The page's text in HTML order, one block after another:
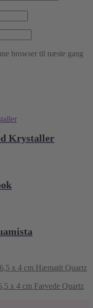
browser til næste gang
Krystaller
Hæmatit Quartz
Farvede Quartz